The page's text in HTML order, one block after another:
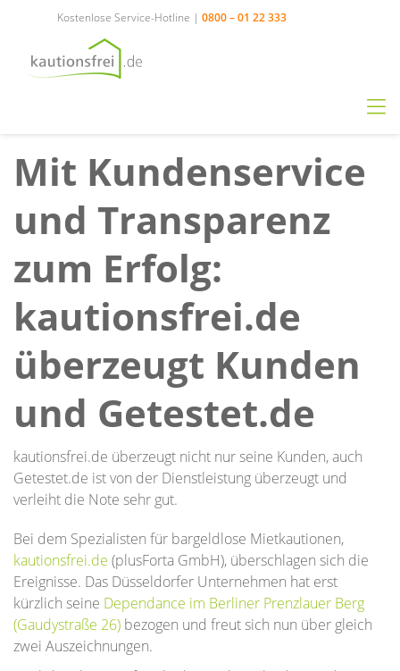
Kostenlose Service-Hotline | 0800 – 01 22 333
Mit Kundenservice
und Transparenz
zum Erfolg:
kautionsfrei.de
überzeugt Kunden
und Getestet.de
kautionsfrei.de überzeugt nicht nur seine Kunden, auch
Getestet.de ist von der Dienstleistung überzeugt und
verleiht die Note sehr gut.
Bei dem Spezialisten für bargeldlose Mietkautionen,
kautionsfrei.de (plusForta GmbH), überschlagen sich die
Ereignisse. Das Düsseldorfer Unternehmen hat erst
kürzlich seine Dependance im Berliner Prenzlauer Berg
(Gaudystraße 26) bezogen und freut sich nun über gleich
zwei Auszeichnungen.